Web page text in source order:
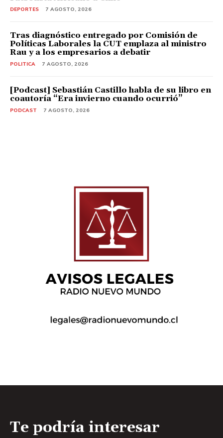
DEPORTES 7 AGOSTO, 2026
Tras diagnóstico entregado por Comisión de
Políticas Laborales la CUT emplaza al ministro
Rau y a los empresarios a debatir
POLITICA 7 AGOSTO, 2026
[Podcast] Sebastián Castillo habla de su libro en
coautoría “Era invierno cuando ocurrió”
PODCAST 7 AGOSTO, 2026
Te podría interesar